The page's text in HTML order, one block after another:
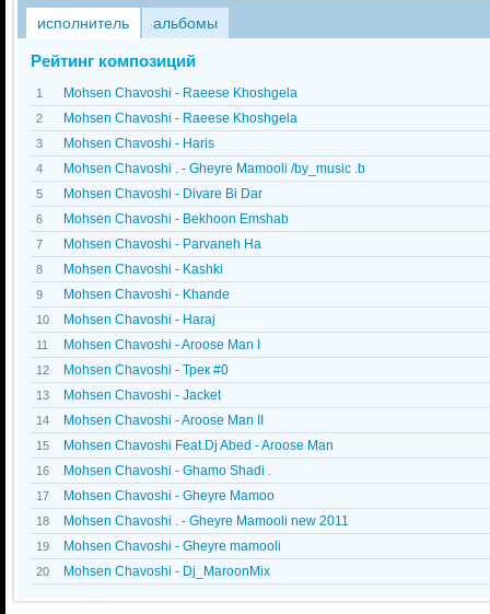
исполнитель альбомы
Рейтинг композиций
1 Mohsen Chavoshi - Raeese Khoshgela
2 Mohsen Chavoshi - Raeese Khoshgela
3 Mohsen Chavoshi - Haris
4 Mohsen Chavoshi . - Gheyre Mamooli /by_music .b
5 Mohsen Chavoshi - Divare Bi Dar
6 Mohsen Chavoshi - Bekhoon Emshab
7 Mohsen Chavoshi - Parvaneh Ha
8 Mohsen Chavoshi - Kashki
9 Mohsen Chavoshi - Khande
10 Mohsen Chavoshi - Haraj
11 Mohsen Chavoshi - Aroose Man I
12 Mohsen Chavoshi - Трек #0
13 Mohsen Chavoshi - Jacket
14 Mohsen Chavoshi - Aroose Man II
15 Mohsen Chavoshi Feat.Dj Abed - Aroose Man
16 Mohsen Chavoshi - Ghamo Shadi .
17 Mohsen Chavoshi - Gheyre Mamoo
18 Mohsen Chavoshi . - Gheyre Mamooli new 2011
19 Mohsen Chavoshi - Gheyre mamooli
20 Mohsen Chavoshi - Dj_MaroonMix